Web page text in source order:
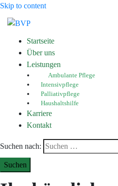
Skip to content
Startseite
Über uns
Leistungen
Ambulante Pflege
Intensivpflege
Palliativpflege
Haushaltshilfe
Karriere
Kontakt
Suchen nach: